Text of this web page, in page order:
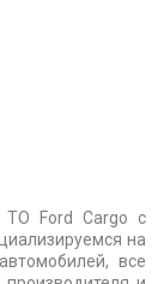
ТО Ford Cargo с
на
все